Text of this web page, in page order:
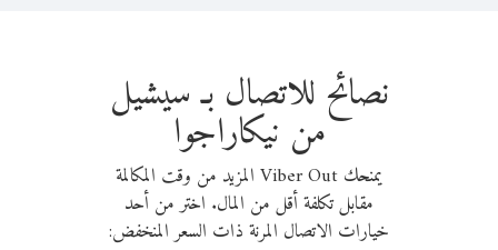
نصائح للاتصال بـ سيشيل
من نيكاراجوا
يمنحك Viber Out المزيد من وقت المكالمة
مقابل تكلفة أقل من المال. اختر من أحد
خيارات الاتصال المرنة ذات السعر المنخفض: